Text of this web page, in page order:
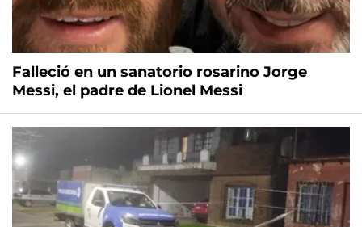
Falleció en un sanatorio rosarino Jorge
Messi, el padre de Lionel Messi